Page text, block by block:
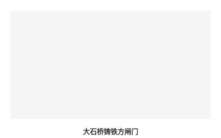
大石桥铸铁方闸门